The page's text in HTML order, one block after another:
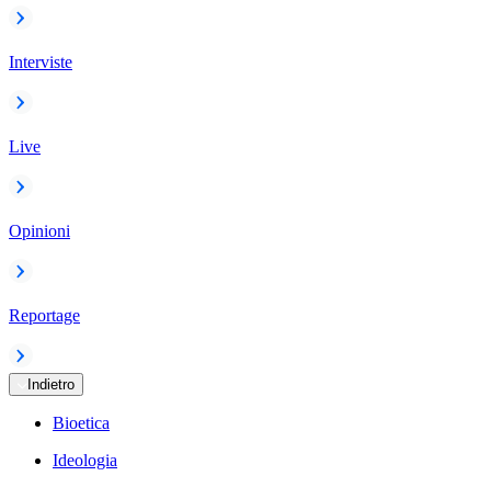
Interviste
Live
Opinioni
Reportage
Indietro
Bioetica
Ideologia